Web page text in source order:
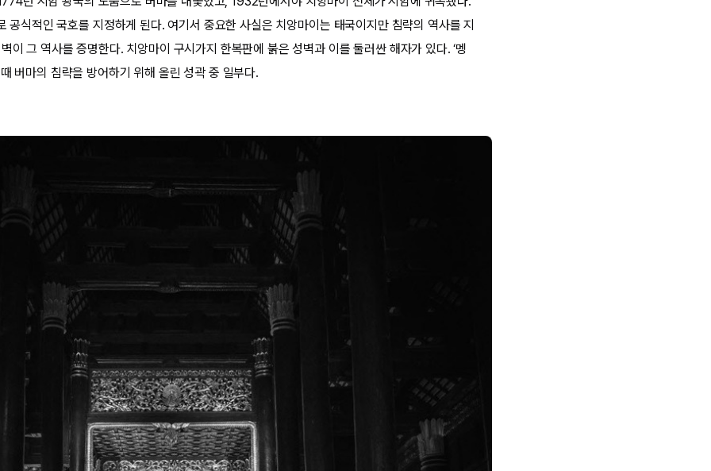
공식적인 국호를 지정하게 된다. 여기서 중요한 사실은 치앙마이는 태국이지만 침략의 역사를 지
이 그 역사를 증명한다. 치앙마이 구시가지 한복판에 붉은 성벽과 이를 둘러싼 해자가 있다. ‘멩
버마의 침략을 방어하기 위해 올린 성곽 중 일부다.